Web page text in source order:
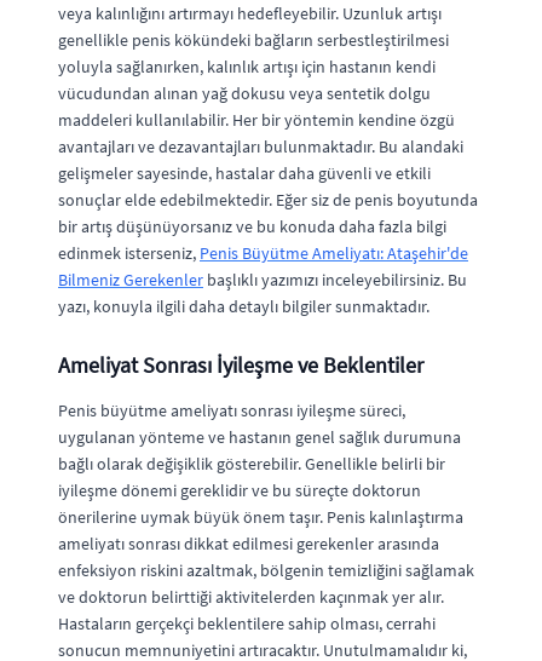
veya kalınlığını artırmayı hedefleyebilir. Uzunluk artışı
genellikle penis kökündeki bağların serbestleştirilmesi
yoluyla sağlanırken, kalınlık artışı için hastanın kendi
vücudundan alınan yağ dokusu veya sentetik dolgu
maddeleri kullanılabilir. Her bir yöntemin kendine özgü
avantajları ve dezavantajları bulunmaktadır. Bu alandaki
gelişmeler sayesinde, hastalar daha güvenli ve etkili
sonuçlar elde edebilmektedir. Eğer siz de penis boyutunda
bir artış düşünüyorsanız ve bu konuda daha fazla bilgi
edinmek isterseniz, Penis Büyütme Ameliyatı: Ataşehir'de
Bilmeniz Gerekenler başlıklı yazımızı inceleyebilirsiniz. Bu
yazı, konuyla ilgili daha detaylı bilgiler sunmaktadır.
Ameliyat Sonrası İyileşme ve Beklentiler
Penis büyütme ameliyatı sonrası iyileşme süreci,
uygulanan yönteme ve hastanın genel sağlık durumuna
bağlı olarak değişiklik gösterebilir. Genellikle belirli bir
iyileşme dönemi gereklidir ve bu süreçte doktorun
önerilerine uymak büyük önem taşır. Penis kalınlaştırma
ameliyatı sonrası dikkat edilmesi gerekenler arasında
enfeksiyon riskini azaltmak, bölgenin temizliğini sağlamak
ve doktorun belirttiği aktivitelerden kaçınmak yer alır.
Hastaların gerçekçi beklentilere sahip olması, cerrahi
sonucun memnuniyetini artıracaktır. Unutulmamalıdır ki,